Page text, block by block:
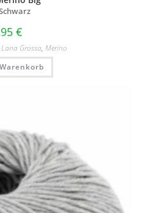
€
Lana Grossa, Merino